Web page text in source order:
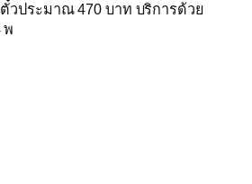
ตั๋วประมาณ 470 บาท บริการด้วย
พ